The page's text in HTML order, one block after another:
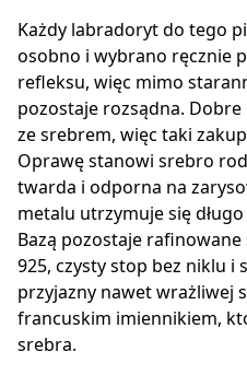
Każdy labradoryt do tego
osobno i wybrano ręcznie
refleksu, więc mimo
pozostaje rozsądna.
ze srebrem, więc taki
Oprawę stanowi srebro
twarda i odporna na
metalu utrzymuje się
Bazą pozostaje
925, czysty stop bez niklu i
przyjazny nawet wrażliwej
francuskim imiennikiem,
srebra.